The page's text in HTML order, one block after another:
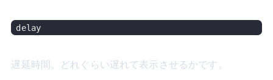
遅延時間。どれぐらい遅れて表示させるかです。